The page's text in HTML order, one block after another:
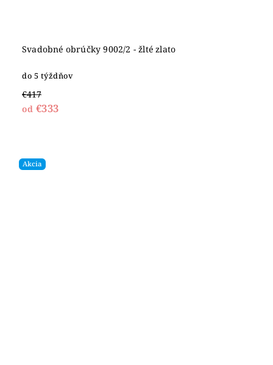
Svadobné obrúčky 9002/2 - žlté zlato
do 5 týždňov
€417
od €333
Akcia